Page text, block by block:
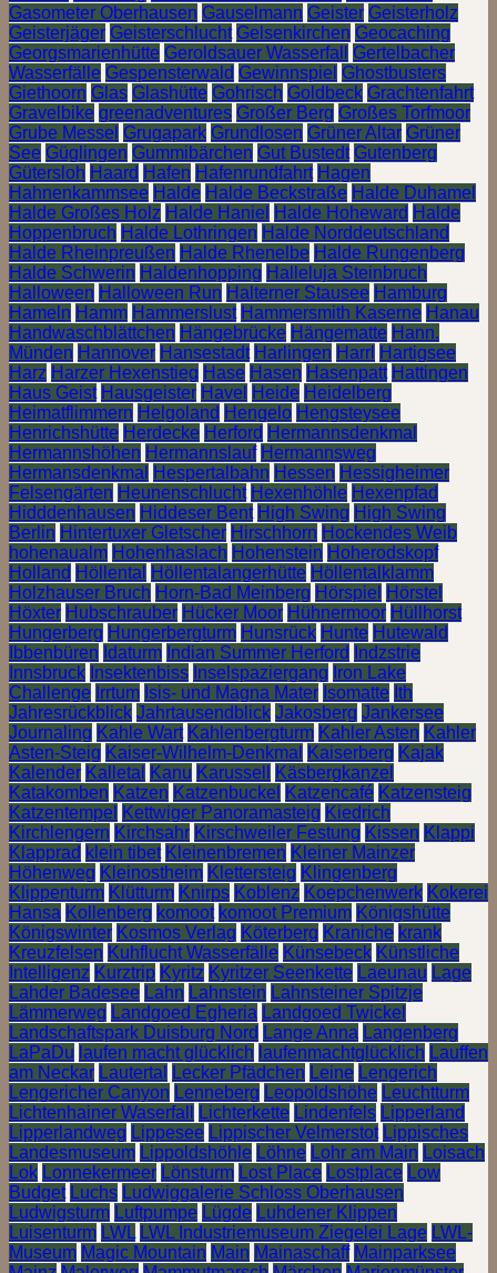
Gasometer Oberhausen Gauselmann Geister Geisterholz
Geisterjäger Geisterschlucht Gelsenkirchen Geocaching
Georgsmarienhütte Geroldsauer Wasserfall
Gertelbacher
Wasserfälle Gespensterwald Gewinnspiel Ghostbusters
Giethoorn Glas Glashütte Gohrisch Goldbeck Grachtenfahrt
Gravelbike greenadventures Großer Berg Großes Torfmoor
Grube Messel Grugapark Grundlosen Grüner Altar Grüner
See Güglingen Gummibärchen Gut Bustedt Gutenberg
Gütersloh Haard Hafen Hafenrundfahrt Hagen
Hahnenkammsee Halde Halde Beckstraße Halde Duhamel
Halde Großes Holz Halde Haniel Halde Hoheward Halde
Hoppenbruch Halde Lothringen Halde Norddeutschland
Halde Rheinpreußen Halde Rhenelbe Halde Rungenberg
Halde Schwerin Haldenhopping Halleluja Steinbruch
Halloween Halloween Run Halterner Stausee Hamburg
Hameln Hamm Hammerslust Hammersmith Kaserne Hanau
Handwaschblättchen Hängebrücke Hängematte Hann.
Münden Hannover Hansestadt Harlingen Harrl Hartigsee
Harz Harzer Hexenstieg Hase Hasen Hasenpatt Hattingen
Haus Geist Hausgeister Havel Heide Heidelberg
Heimatflimmern Helgoland Hengelo Hengsteysee
Henrichshütte Herdecke Herford Hermannsdenkmal
Hermannshöhen Hermannslauf Hermannsweg
Hermansdenkmal
Hespertalbahn Hessen Hessigheimer
Felsengärten Heunenschlucht Hexenhöhle Hexenpfad
Hidddenhausen Hiddeser Bent High Swing High Swing
Berlin Hintertuxer Gletscher Hirschhorn Hockendes Weib
hohenaualm Hohenhaslach Hohenstein Hoherodskopf
Holland Höllental Höllentalangerhütte Höllentalklamm
Holzhauser Bruch Horn-Bad Meinberg Hörspiel Hörstel
Höxter Hubschrauber Hücker Moor Hühnermoor Hüllhorst
Hungerberg Hungerbergturm Hunsrück Hunte Hutewald
Ibbenbüren Idaturm Indian Summer Herford
Indzstrie
Innsbruck Insektenbiss Inselspaziergang Iron Lake
Challenge Irrtum Isis- und Magna Mater Isomatte Ith
Jahresrückblick Jahrtausendblick Jakosberg Jankersee
Journaling Kahle Wart Kahlenbergturm Kahler Asten Kahler
Asten-Steig Kaiser-Wilhelm-Denkmal Kaiserberg Kajak
Kalender Kalletal Kanu Karussell
Käsbergkanzel
Katakomben Katzen Katzenbuckel Katzencafé Katzensteig
Katzentempel Kettwiger Panoramasteig Kiedrich
Kirchlengern Kirchsahr Kirschweiler Festung Kissen Klappi
Klapprad klein tibet Kleinenbremen Kleiner Mainzer
Höhenweg Kleinostheim Klettersteig Klingenberg
Klippenturm Klütturm Knirps Koblenz Koepchenwerk Kokerei
Hansa Kollenberg komoot komoot Premium Königshütte
Königswinter Kosmos Verlag Köterberg Kraniche krank
Kreuzfelsen Kuhflucht Wasserfälle Künsebeck Künstliche
Intelligenz Kurztrip Kyritz Kyritzer Seenkette Laeunau Lage
Lahder Badesee Lahn Lahnstein Lahnsteiner Spitzje
Lämmerweg Landgoed Egheria Landgoed Twickel
Landschaftspark Duisburg Nord Lange Anna Langenberg
LaPaDu laufen macht glücklich laufenmachtglücklich Lauffen
am Neckar Lautertal Lecker Pfädchen Leine Lengerich
Lengericher Canyon Lenneberg Leopoldshöhe Leuchtturm
Lichtenhainer Waserfall
Lichterkette Lindenfels Lipperland
Lipperlandweg Lippesee Lippischer Velmerstot Lippisches
Landesmuseum Lippoldshöhle Löhne Lohr am Main Loisach
Lok Lonnekermeer Lönsturm Lost Place Lostplace Low
Budget Luchs Ludwiggalerie Schloss Oberhausen
Ludwigsturm Luftpumpe Lügde Luhdener Klippen
Luisenturm LWL LWL Industriemuseum Ziegelei Lage LWL-
Museum Magic Mountain Main Mainaschaff Mainparksee